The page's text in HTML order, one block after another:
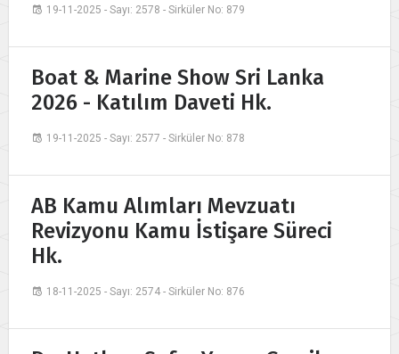
19-11-2025 - Sayı: 2578 - Sirküler No: 879
Boat & Marine Show Sri Lanka
2026 - Katılım Daveti Hk.
19-11-2025 - Sayı: 2577 - Sirküler No: 878
AB Kamu Alımları Mevzuatı
Revizyonu Kamu İstişare Süreci
Hk.
18-11-2025 - Sayı: 2574 - Sirküler No: 876